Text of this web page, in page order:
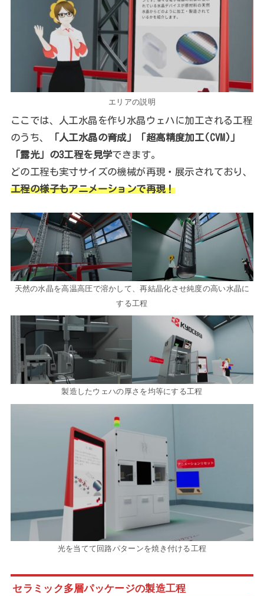
エリアの説明
ここでは、人工水晶を作り水晶ウェハに加工される工程
のうち、
「人工水晶の育成」「超高精度加工(CVM)」
「露光」の3工程を見学できます。
どの工程も実寸サイズの機械が再現・展示されており、
工程の様子もアニメーションで再現！
天然の水晶を高温高圧で溶かして、再結晶化させ純度の高い水晶に
する工程
製造したウェハの厚さを均等にする工程
光を当てて回路パターンを焼き付ける工程
セラミック多層パッケージの製造工程